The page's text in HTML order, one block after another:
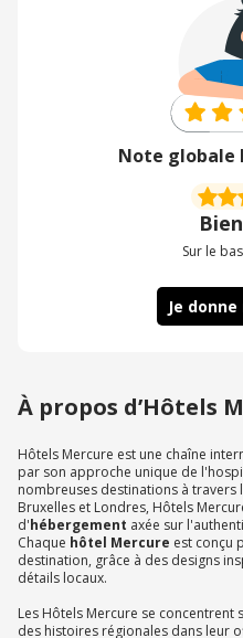
Note globale
Bien
Sur le
Je
À propos d’Hôtels
Hôtels Mercure est une chaîne
par son approche unique de
nombreuses destinations à travers
Bruxelles et Londres, Hôtels
d'hébergement axée sur
Chaque hôtel Mercure est conçu
destination, grâce à des designs
détails locaux.
Les Hôtels Mercure se
des histoires régionales dans leur